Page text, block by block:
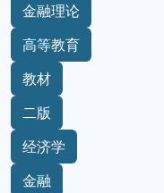
金融理论
高等教育
教材
二版
经济学
金融